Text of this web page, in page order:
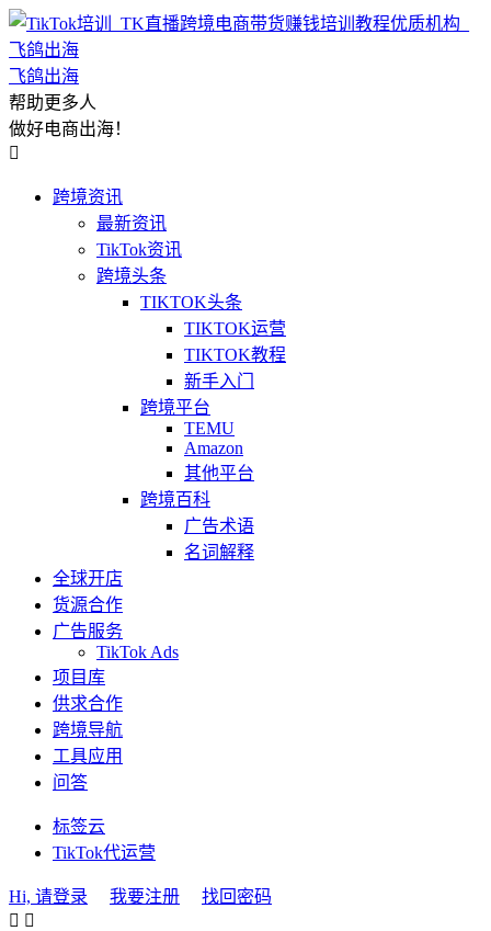
飞鸽出海
帮助更多人
做好电商出海！

跨境资讯
最新资讯
TikTok资讯
跨境头条
TIKTOK头条
TIKTOK运营
TIKTOK教程
新手入门
跨境平台
TEMU
Amazon
其他平台
跨境百科
广告术语
名词解释
全球开店
货源合作
广告服务
TikTok Ads
项目库
供求合作
跨境导航
工具应用
问答
标签云
TikTok代运营
Hi, 请登录 我要注册
找回密码
 